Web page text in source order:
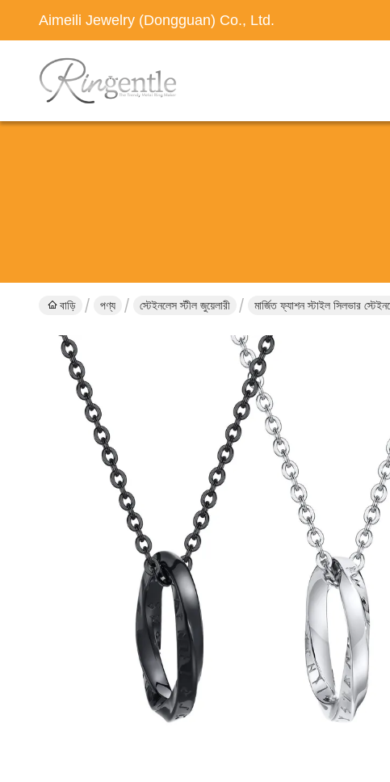
Aimeili Jewelry (Dongguan) Co., Ltd.
বাড়ি পণ্য স্টেইনলেস স্টীল জুয়েলারী মার্জিত ফ্যাশন স্টাইল সিলভার